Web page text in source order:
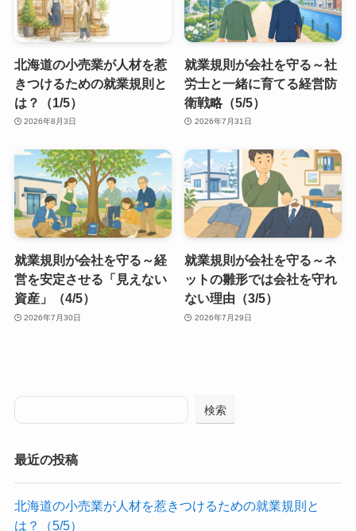
北海道の小売業が人材を惹
きつけるための就業規則と
は？（1/5）
2026年8月3日
就業規則が会社を守る～社
労士と一緒に育てる経営防
衛戦略（5/5）
2026年7月31日
就業規則が会社を守る～経
営を安定させる「見えない
資産」（4/5）
2026年7月30日
就業規則が会社を守る～ネ
ットの雛形では会社を守れ
ない理由（3/5）
2026年7月29日
検索
最近の投稿
北海道の小売業が人材を惹きつけるための就業規則と
は？（5/5）